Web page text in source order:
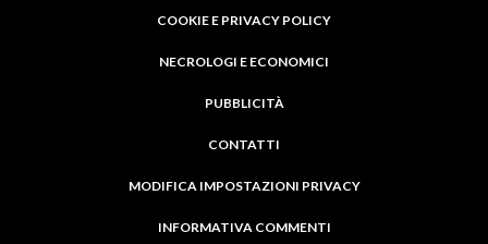
COOKIE E PRIVACY POLICY
NECROLOGI E ECONOMICI
PUBBLICITÀ
CONTATTI
MODIFICA IMPOSTAZIONI PRIVACY
INFORMATIVA COMMENTI